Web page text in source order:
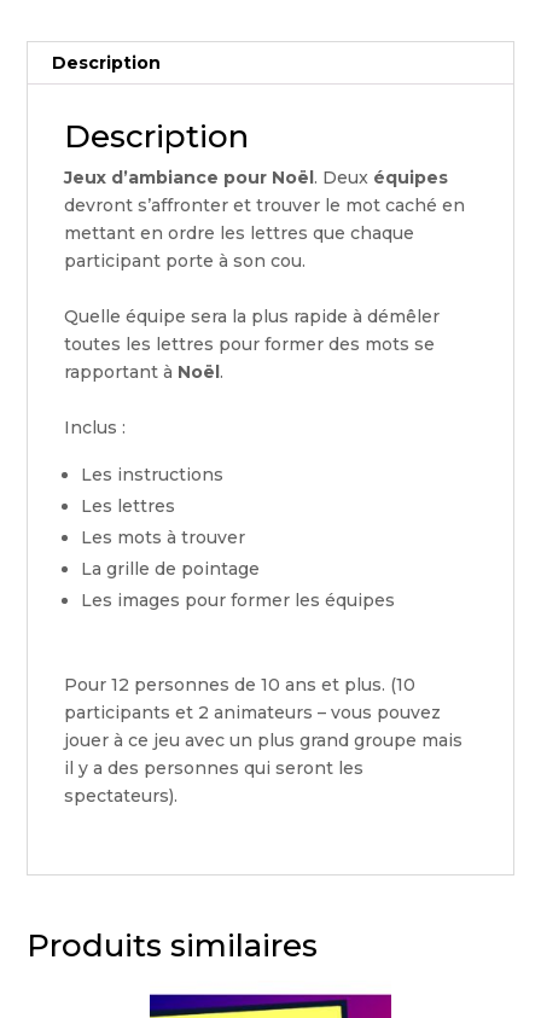
Description
Description
Jeux d’ambiance pour Noël. Deux équipes
devront s’affronter et trouver le mot caché en
mettant en ordre les lettres que chaque
participant porte à son cou.
Quelle équipe sera la plus rapide à démêler
toutes les lettres pour former des mots se
rapportant à Noël.
Inclus :
Les instructions
Les lettres
Les mots à trouver
La grille de pointage
Les images pour former les équipes
Pour 12 personnes de 10 ans et plus. (10
participants et 2 animateurs – vous pouvez
jouer à ce jeu avec un plus grand groupe mais
il y a des personnes qui seront les
spectateurs).
Produits similaires